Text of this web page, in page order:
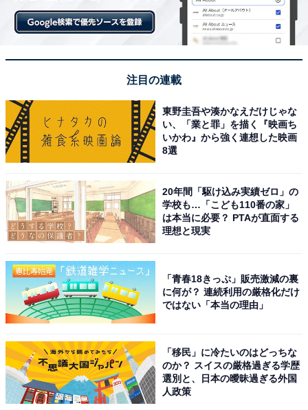
注目の連載
東野圭吾や湊かなえだけじゃな
い、「業と罪」を描く『映画ち
いかわ』から強く連想した映画
8選
20年間「駆け込み実績ゼロ」の
学校も…「こども110番の家」
は本当に必要？ PTAが直面する
理想と現実
「青春18きっぷ」販売激減の裏
に何が？ 連続利用の厳格化だけ
ではない「本当の理由」
「移民」に冷たいのはどっちな
のか？ スイスの厳格過ぎる学歴
選別と、日本の曖昧過ぎる外国
人政策